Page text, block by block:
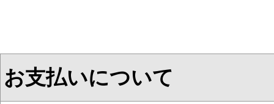
お支払いについて